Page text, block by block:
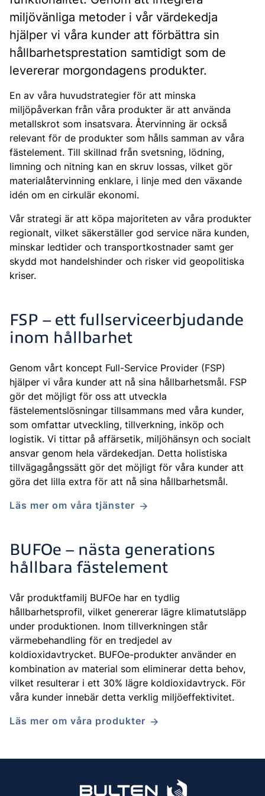
miljövänliga metoder i vår värdekedja
hjälper vi våra kunder att förbättra sin
hållbarhetsprestation samtidigt som de
levererar morgondagens produkter.
En av våra huvudstrategier för att minska
miljöpåverkan från våra produkter är att använda
metallskrot som insatsvara. Återvinning är också
relevant för de produkter som hålls samman av våra
fästelement. Till skillnad från svetsning, lödning,
limning och nitning kan en skruv lossas, vilket gör
materialåtervinning enklare, i linje med den växande
idén om en cirkulär ekonomi.
Vår strategi är att köpa majoriteten av våra produkter
regionalt, vilket säkerställer god service nära kunden,
minskar ledtider och transportkostnader samt ger
skydd mot handelshinder och risker vid geopolitiska
kriser.
FSP – ett fullserviceerbjudande
inom hållbarhet
Genom vårt koncept Full-Service Provider (FSP)
hjälper vi våra kunder att nå sina hållbarhetsmål. FSP
gör det möjligt för oss att utveckla
fästelementslösningar tillsammans med våra kunder,
som omfattar utveckling, tillverkning, inköp och
logistik. Vi tittar på affärsetik, miljöhänsyn och socialt
ansvar genom hela värdekedjan. Detta holistiska
tillvägagångssätt gör det möjligt för våra kunder att
göra det lilla extra för att nå sina hållbarhetsmål.
Läs mer om våra tjänster
BUFOe – nästa generations
hållbara fästelement
Vår produktfamilj BUFOe har en tydlig
hållbarhetsprofil, vilket genererar lägre klimatutsläpp
under produktionen. Inom tillverkningen står
värmebehandling för en tredjedel av
koldioxidavtrycket. BUFOe-produkter använder en
kombination av material som eliminerar detta behov,
vilket resulterar i ett 30% lägre koldioxidavtryck. För
våra kunder innebär detta verklig miljöeffektivitet.
Läs mer om våra produkter